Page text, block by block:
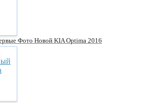
Фото Новой KIA Optima 2016